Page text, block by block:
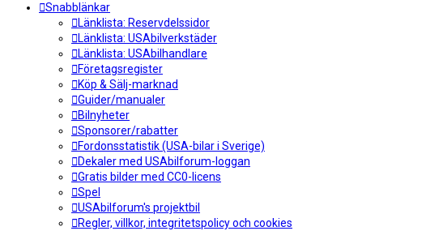
Snabblänkar
Länklista: Reservdelssidor
Länklista: USAbilverkstäder
Länklista: USAbilhandlare
Företagsregister
Köp & Sälj-marknad
Guider/manualer
Bilnyheter
Sponsorer/rabatter
Fordonsstatistik (USA-bilar i Sverige)
Dekaler med USAbilforum-loggan
Gratis bilder med CC0-licens
Spel
USAbilforum's projektbil
Regler, villkor, integritetspolicy och cookies